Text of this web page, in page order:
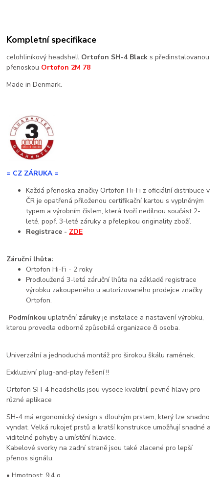
Kompletní specifikace
celohliníkový headshell Ortofon SH-4 Black s předinstalovanou
přenoskou Ortofon 2M 78
Made in Denmark.
= CZ ZÁRUKA =
Každá přenoska značky Ortofon Hi-Fi z oficiální distribuce v
ČR je opatřená přiloženou certifikační kartou s vyplněným
typem a výrobním číslem, která tvoří nedílnou součást 2-
leté, popř. 3-leté záruky a přelepkou originality zboží.
Registrace - ZDE
Záruční lhůta:
Ortofon Hi-Fi - 2 roky
Prodloužená 3-letá záruční lhůta na základě registrace
výrobku zakoupeného u autorizovaného prodejce značky
Ortofon.
Podmínkou uplatnění zárukyje instalace a nastavení výrobku,
kterou provedla odborně způsobilá organizace či osoba.
Univerzální a jednoduchá montáž pro širokou škálu ramének.
Exkluzivní plug-and-play řešení !!
Ortofon SH-4 headshells jsou vysoce kvalitní, pevné hlavy pro
různé aplikace
SH-4 má ergonomický design s dlouhým prstem, který lze snadno
vyndat. Velká rukojeť prstů a kratší konstrukce umožňují snadné a
viditelné pohyby a umístění hlavice.
Kabelové svorky na zadní straně jsou také zlacené pro lepší
přenos signálu.